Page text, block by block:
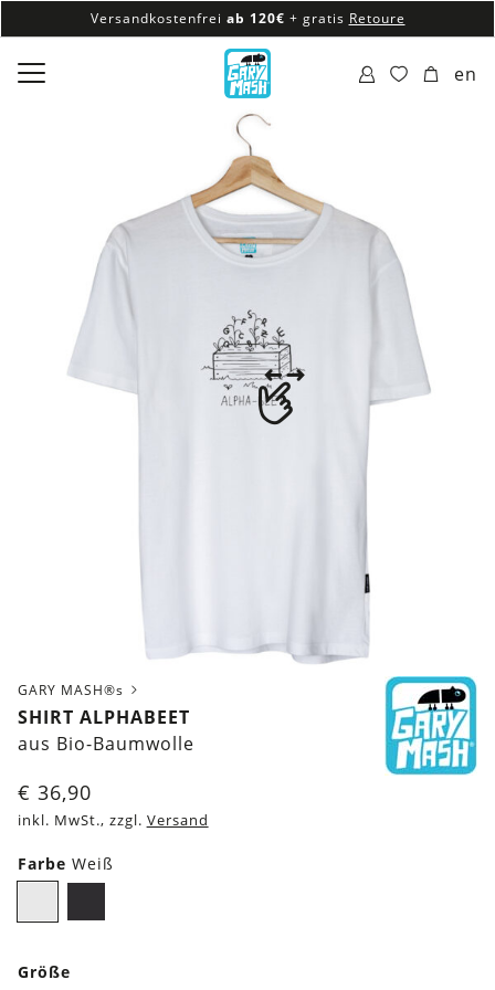
Versandkostenfrei ab 120€ + gratis Retoure
100% veganes & fair produziertes Sortiment
Versandkostenfrei ab 120€
en
GARY MASH®s
SHIRT ALPHABEET
aus Bio-Baumwolle
€ 36,90
inkl. MwSt., zzgl. Versand
Farbe Weiß
Größe